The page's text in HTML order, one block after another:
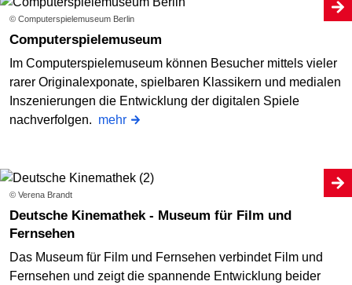
© Computerspielemuseum Berlin
Computerspielemuseum
Im Computerspielemuseum können Besucher mittels vieler
rarer Originalexponate, spielbaren Klassikern und medialen
Inszenierungen die Entwicklung der digitalen Spiele
nachverfolgen. mehr
© Verena Brandt
Deutsche Kinemathek - Museum für Film und
Fernsehen
Das Museum für Film und Fernsehen verbindet Film und
Fernsehen und zeigt die spannende Entwicklung beider